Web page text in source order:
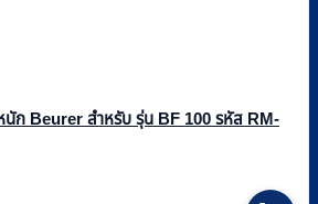
นัก Beurer สำหรับ รุ่น BF 100 รหัส RM-